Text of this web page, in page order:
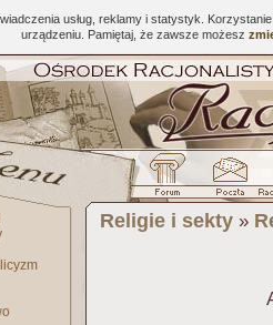
usług, reklamy i statystyk.
urządzeniu. Pamiętaj, że zawsze możesz
Religie i sekty »